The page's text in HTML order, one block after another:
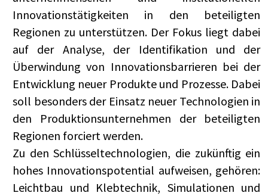
Innovationstätigkeiten in den beteiligten
Regionen zu unterstützen. Der Fokus liegt dabei
auf der Analyse, der Identifikation und der
Überwindung von Innovationsbarrieren bei der
Entwicklung neuer Produkte und Prozesse. Dabei
soll besonders der Einsatz neuer Technologien in
den Produktionsunternehmen der beteiligten
Regionen forciert werden.
Zu den Schlüsseltechnologien, die zukünftig ein
hohes Innovationspotential aufweisen, gehören:
Leichtbau und Klebtechnik, Simulationen und